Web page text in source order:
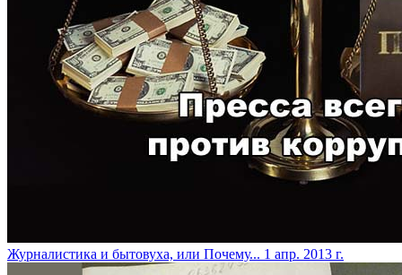
Журналистика и бытовуха, или Почему... 1 апр. 2013 г.